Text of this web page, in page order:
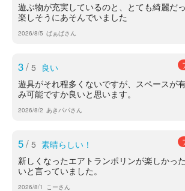
遊ぶ物が充実しているのと、とても綺麗だ
楽しそうにあそんでいました
2026/8/5 ばぁばさん
3/ 5 良い
遊具がそれ程多くないですが、スペースが
み可能ですか良いと思います。
2026/8/2 あきパパさん
5/ 5 素晴らしい！
新しくなったエアトランポリンが楽しかっ
いと言っていました。
2026/8/1 こーさん